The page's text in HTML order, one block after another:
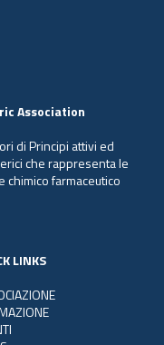
Association
di Principi attivi ed
che rappresenta le
farmaceutico
LINKS